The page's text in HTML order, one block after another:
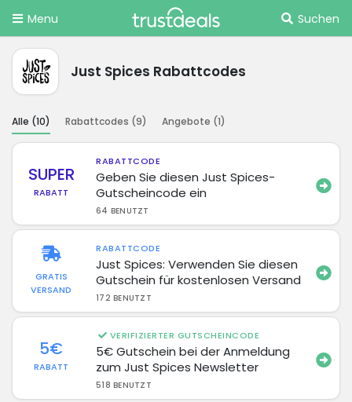
Menu Suchen
Just Spices Rabattcodes
Alle (10) Rabattcodes (9) Angebote (1)
SUPER
RABATT
RABATTCODE
Geben Sie diesen Just Spices-
Gutscheincode ein
64 BENUTZT
GRATIS
VERSAND
RABATTCODE
Just Spices: Verwenden Sie diesen
Gutschein für kostenlosen Versand
172 BENUTZT
5€
RABATT
VERIFIZIERTER GUTSCHEINCODE
5€ Gutschein bei der Anmeldung
zum Just Spices Newsletter
518 BENUTZT